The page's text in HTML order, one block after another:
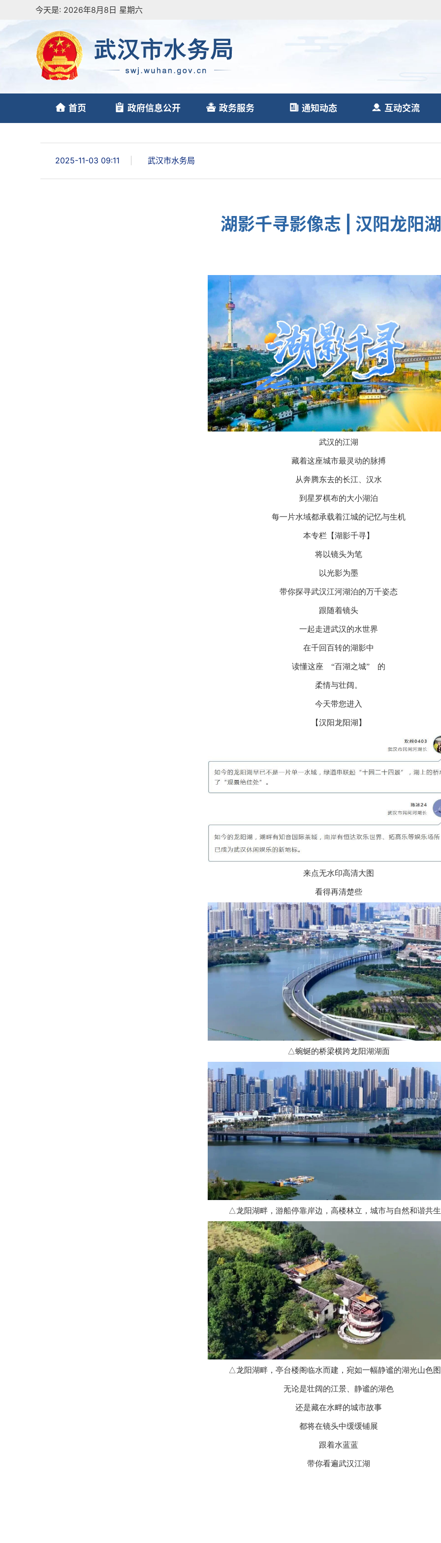
今天是: 2026年8月8日 星期六
首页 政府信息公开 政务服务 通知动态 互动交流
2025-11-03 09:11 武汉市水务局
湖影千寻影像志 | 汉阳龙阳湖
武汉的江湖
藏着这座城市最灵动的脉搏
从奔腾东去的长江、汉水
到星罗棋布的大小湖泊
每一片水域都承载着江城的记忆与生机
本专栏【湖影千寻】
将以镜头为笔
以光影为墨
带你探寻武汉江河湖泊的万千姿态
跟随着镜头
一起走进武汉的水世界
在千回百转的湖影中
读懂这座 “百湖之城” 的
柔情与壮阔。
今天带您进入
【汉阳龙阳湖】
来点无水印高清大图
看得再清楚些
△蜿蜒的桥梁横跨龙阳湖湖面
△龙阳湖畔，游船停靠岸边，高楼林立，城市与自然和谐共
△龙阳湖畔，亭台楼阁临水而建，宛如一幅静谧的湖光山色
无论是壮阔的江景、静谧的湖色
还是藏在水畔的城市故事
都将在镜头中缓缓铺展
跟着水蓝蓝
带你看遍武汉江湖